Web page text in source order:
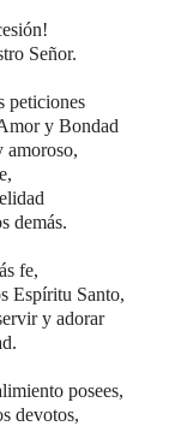
Señor.
peticiones
y Bondad
amoroso,
demás.
fe,
Espíritu Santo,
y adorar
posees,
devotos,